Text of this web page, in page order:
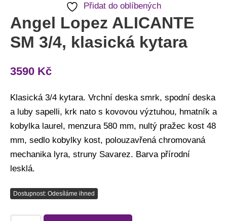
Přidat do oblíbených
Angel Lopez ALICANTE
SM 3/4, klasická kytara
3590 Kč
Klasická 3/4 kytara. Vrchní deska smrk, spodní deska
a luby sapelli, krk nato s kovovou výztuhou, hmatník a
kobylka laurel, menzura 580 mm, nultý pražec kost 48
mm, sedlo kobylky kost, polouzavřená chromovaná
mechanika lyra, struny Savarez. Barva přírodní
lesklá.
Dostupnost: Odesíláme ihned